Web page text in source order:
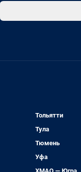
Тольятти
Тула
Тюмень
Уфа